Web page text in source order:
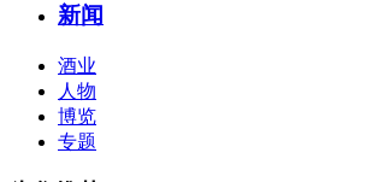
新闻
酒业
人物
博览
专题